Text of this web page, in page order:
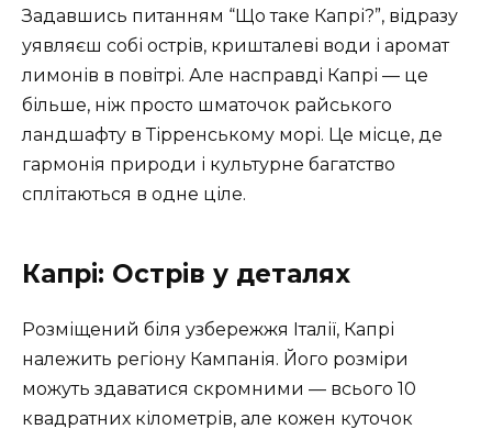
Задавшись питанням “Що таке Капрі?”, відразу
уявляєш собі острів, кришталеві води і аромат
лимонів в повітрі. Але насправді Капрі — це
більше, ніж просто шматочок райського
ландшафту в Тірренському морі. Це місце, де
гармонія природи і культурне багатство
сплітаються в одне ціле.
Капрі: Острів у деталях
Розміщений біля узбережжя Італії, Капрі
належить регіону Кампанія. Його розміри
можуть здаватися скромними — всього 10
квадратних кілометрів, але кожен куточок